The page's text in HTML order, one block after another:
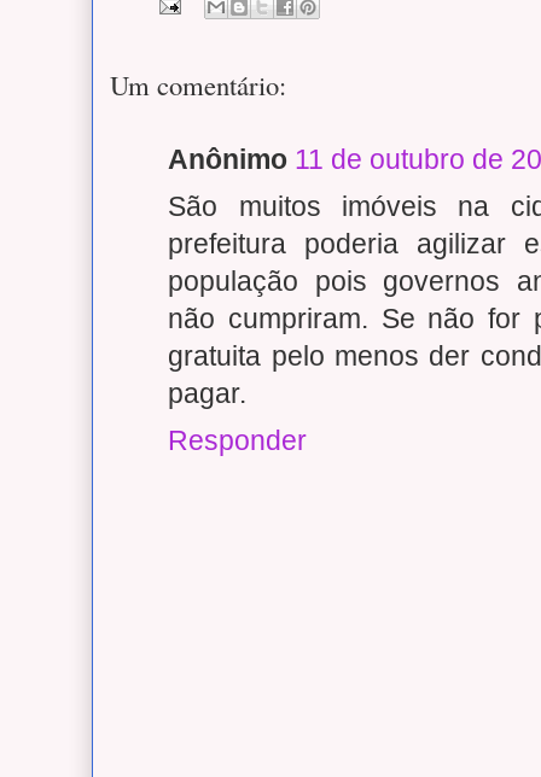
Um comentário:
Anônimo 11 de outubro de
São muitos imóveis na
prefeitura poderia agilizar
população pois governos
não cumpriram. Se não for
gratuita pelo menos der
pagar.
Responder